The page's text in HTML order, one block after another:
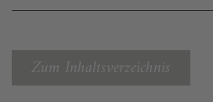
Zum Inhaltsverzeichnis